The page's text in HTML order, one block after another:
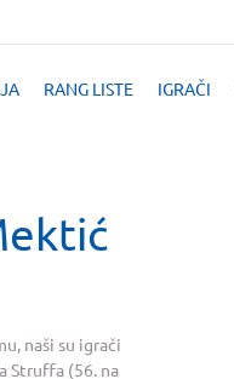
RANG LISTE IGRAČI
naši su igrači
Struffa (56. na